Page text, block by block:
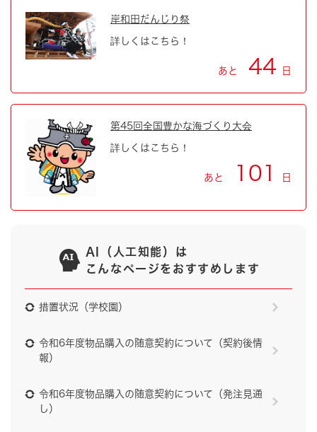
岸和田だんじり祭
詳しくはこちら！
あと 44 日
第45回全国豊かな海づくり大会
詳しくはこちら！
あと 101 日
AI（人工知能）は
こんなページをおすすめします
措置状況（学校園）
令和6年度物品購入の随意契約について（契約後情
報）
令和6年度物品購入の随意契約について（発注見通
し）